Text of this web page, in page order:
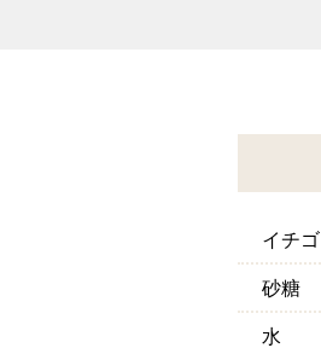
イチゴ
砂糖
水